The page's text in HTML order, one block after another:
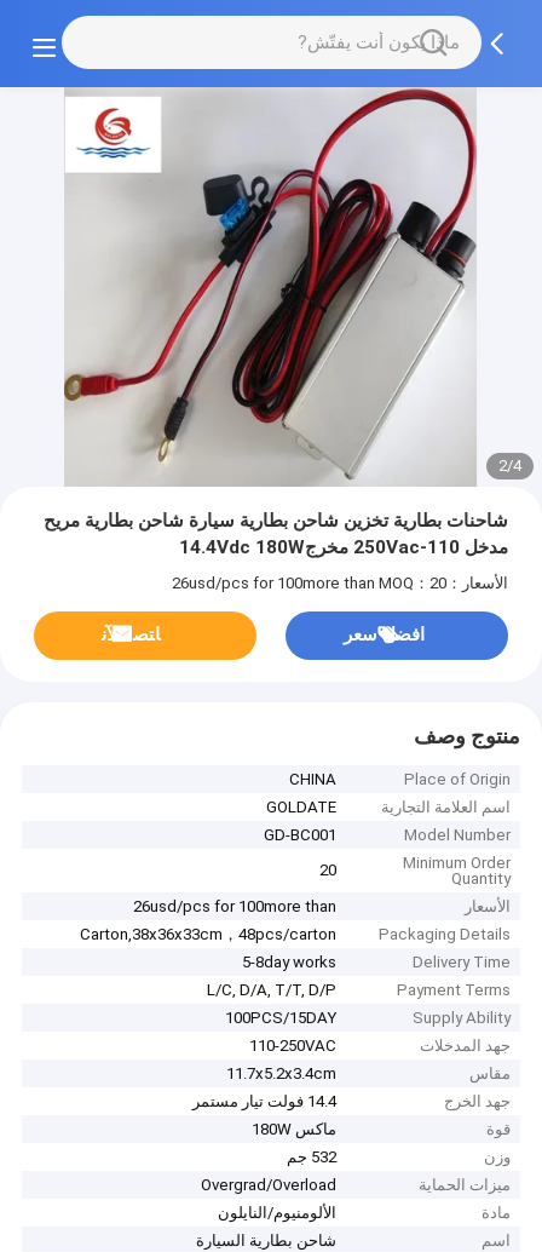
2/4
شاحنات بطارية تخزين شاحن بطارية سيارة شاحن بطارية مريح
مدخل 110-250Vac مخرج14.4Vdc 180W
الأسعار：26usd/pcs for 100more than MOQ：20
افضل سعر ﺎﺘﺼﻟ ﺍﻶﻧ
منتوج وصف
Place of Origin
CHINA
اسم العلامة التجارية
GOLDATE
Model Number
GD-BC001
Minimum Order
Quantity
20
الأسعار
26usd/pcs for 100more than
Packaging Details
Carton,38x36x33cm，48pcs/carton
Delivery Time
5-8day works
Payment Terms
L/C, D/A, T/T, D/P
Supply Ability
100PCS/15DAY
جهد المدخلات
110-250VAC
مقاس
11.7x5.2x3.4cm
جهد الخرج
14.4 فولت تيار مستمر
قوة
ماكس 180W
وزن
532 جم
ميزات الحماية
Overgrad/Overload
مادة
الألومنيوم/النايلون
اسم
شاحن بطارية السيارة